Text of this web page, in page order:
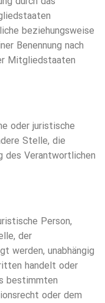
beziehungsweise
Benennung nach
Mitgliedstaaten
oder juristische
Stelle, die
des Verantwortlichen
Person,
der
werden, unabhängig
handelt oder
bestimmten
oder dem